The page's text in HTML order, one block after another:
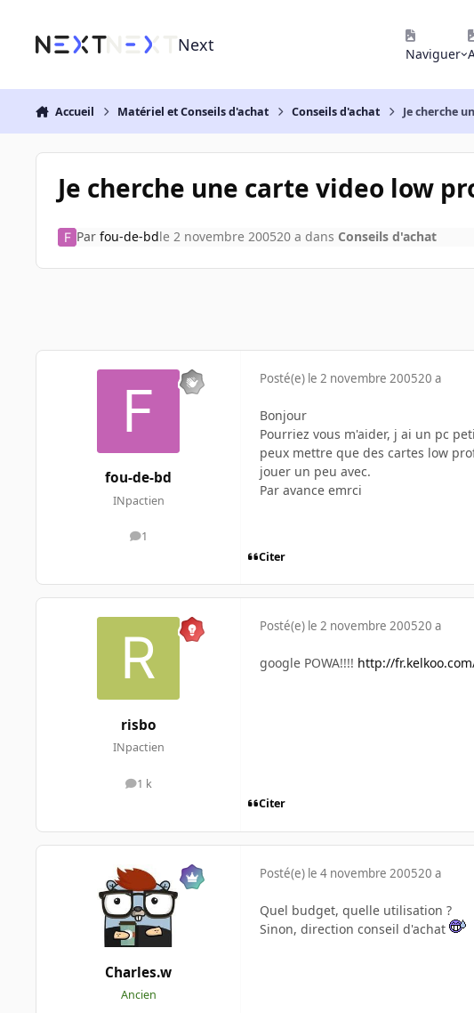
Next Naviguer
Accueil Matériel et Conseils d'achat Conseils d'achat Je cherche
Je cherche une carte video low
Par fou-de-bdle 2 novembre 200520 a dans Conseils d'achat
fou-de-bd
INpactien
1
messages
Posté(e) le 2 novembre 200520 a
Bonjour
Pourriez vous m'aider, j ai un pc
peux mettre que des cartes low
jouer un peu avec.
Par avance emrci
Citer
risbo
INpactien
1 k
messages
Posté(e) le 2 novembre 200520 a
google POWA!!!! http://
Citer
Charles.w
Ancien
Posté(e) le 4 novembre 200520 a
Quel budget, quelle utilisation ?
Sinon, direction conseil d'achat